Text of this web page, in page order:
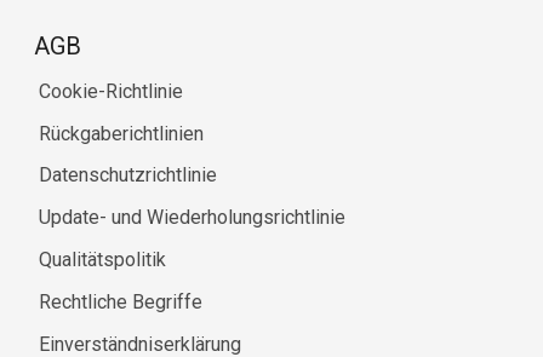
AGB
Cookie-Richtlinie
Rückgaberichtlinien
Datenschutzrichtlinie
Update- und Wiederholungsrichtlinie
Qualitätspolitik
Rechtliche Begriffe
Einverständniserklärung